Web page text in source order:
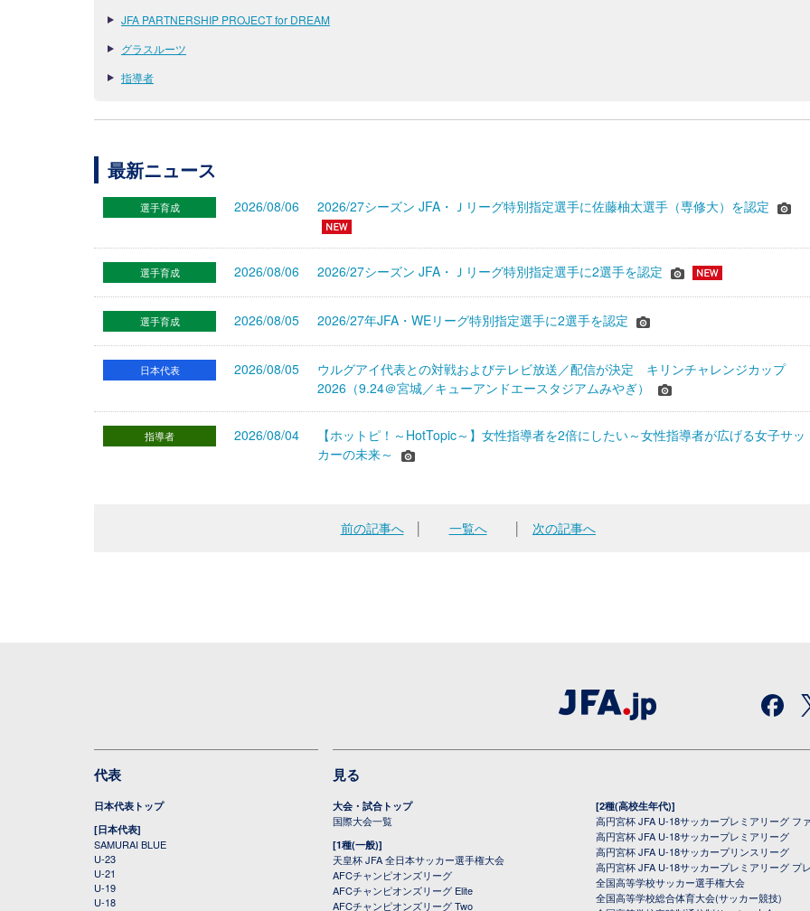
JFA PARTNERSHIP PROJECT for DREAM
グラスルーツ
指導者
最新ニュース
選手育成 2026/08/06 2026/27シーズン JFA・Ｊリーグ特別指定選手に佐藤柚太選手（専修大）を認定
選手育成 2026/08/06 2026/27シーズン JFA・Ｊリーグ特別指定選手に2選手を認定
選手育成 2026/08/05 2026/27年JFA・WEリーグ特別指定選手に2選手を認定
日本代表 2026/08/05
ウルグアイ代表との対戦およびテレビ放送／配信が決定 キリンチャレンジカップ
2026（9.24＠宮城／キューアンドエースタジアムみやぎ）
指導者 2026/08/04
【ホットピ！～HotTopic～】女性指導者を2倍にしたい～女性指導者が広げる女子サッ
カーの未来～
前の記事へ│ 一覧へ 次の記事へ
代表
日本代表トップ
[日本代表]
SAMURAI BLUE
U-23
U-21
U-19
U-18
見る
大会・試合トップ
国際大会一覧
[1種(一般)]
天皇杯 JFA 全日本サッカー選手権大会
AFCチャンピオンズリーグ
AFCチャンピオンズリーグ Elite
AFCチャンピオンズリーグ Two
[2種(高校生年代)]
高円宮杯 JFA U-18サッカープレミアリーグ フ
高円宮杯 JFA U-18サッカープレミアリーグ
高円宮杯 JFA U-18サッカープリンスリーグ
高円宮杯 JFA U-18サッカープレミアリーグ プ
全国高等学校サッカー選手権大会
全国高等学校総合体育大会(サッカー競技)